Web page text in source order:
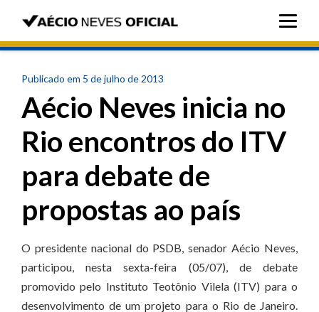
Publicado em 5 de julho de 2013
Aécio Neves inicia no
Rio encontros do ITV
para debate de
propostas ao país
O presidente nacional do PSDB, senador Aécio Neves,
participou, nesta sexta-feira (05/07), de debate
promovido pelo Instituto Teotônio Vilela (ITV) para o
desenvolvimento de um projeto para o Rio de Janeiro.